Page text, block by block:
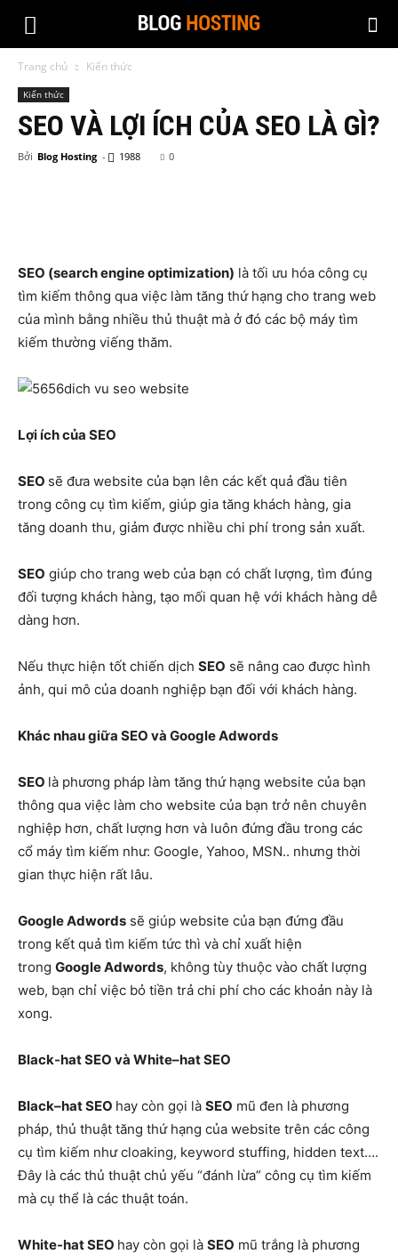
Trang chủ Kiến thức
Kiến thức
SEO VÀ LỢI ÍCH CỦA SEO LÀ GÌ?
Bởi Blog Hosting - 1988 0
SEO (search engine optimization) là tối ưu hóa công cụ
tìm kiếm thông qua việc làm tăng thứ hạng cho trang web
của mình bằng nhiều thủ thuật mà ở đó các bộ máy tìm
kiếm thường viếng thăm.
Lợi ích của SEO
SEO sẽ đưa website của bạn lên các kết quả đầu tiên
trong công cụ tìm kiếm, giúp gia tăng khách hàng, gia
tăng doanh thu, giảm được nhiều chi phí trong sản xuất.
SEO giúp cho trang web của bạn có chất lượng, tìm đúng
đối tượng khách hàng, tạo mối quan hệ với khách hàng dễ
dàng hơn.
Nếu thực hiện tốt chiến dịch SEO sẽ nâng cao được hình
ảnh, qui mô của doanh nghiệp bạn đối với khách hàng.
Khác nhau giữa SEO và Google Adwords
SEO là phương pháp làm tăng thứ hạng website của bạn
thông qua việc làm cho website của bạn trở nên chuyên
nghiệp hơn, chất lượng hơn và luôn đứng đầu trong các
cổ máy tìm kiếm như: Google, Yahoo, MSN.. nhưng thời
gian thực hiện rất lâu.
Google Adwords sẽ giúp website của bạn đứng đầu
trong kết quả tìm kiếm tức thì và chỉ xuất hiện
trong Google Adwords, không tùy thuộc vào chất lượng
web, bạn chỉ việc bỏ tiền trả chi phí cho các khoản này là
xong.
Black-hat SEO và White–hat SEO
Black–hat SEO hay còn gọi là SEO mũ đen là phương
pháp, thủ thuật tăng thứ hạng của website trên các công
cụ tìm kiếm như cloaking, keyword stuffing, hidden text….
Đây là các thủ thuật chủ yếu “đánh lừa” công cụ tìm kiếm
mà cụ thể là các thuật toán.
White-hat SEO hay còn gọi là SEO mũ trắng là phương